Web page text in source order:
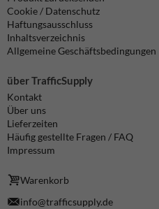
Cookie / Datenschutz
Haftungsausschluss
Inhaltsverzeichnis
Allgemeine Geschäftsbedingungen
über TrafficSupply
Kontakt
Über uns
Lieferzeiten
Häufig gestellte Fragen / FAQ
Impressum
Warenkorb
info@trafficsupply.de